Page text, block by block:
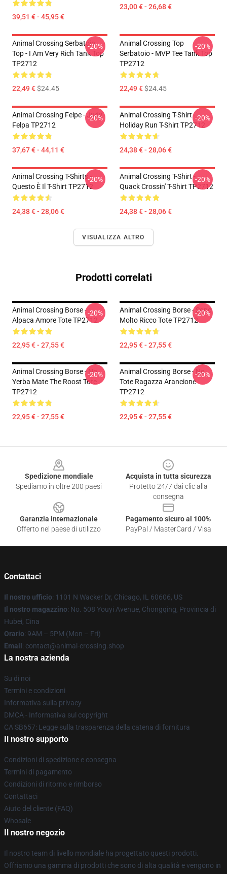
39,51 € - 45,95 €
23,00 € - 26,68 €
Animal Crossing Serbatoio
Top - I Am Very Rich Tank Top
TP2712
22,49 €$24.45
-20%
Animal Crossing Top
Serbatoio - MVP Tee Tank Top
TP2712
22,49 €$24.45
-20%
Animal Crossing Felpe - Judy
Felpa TP2712
37,67 € - 44,11 €
-20%
Animal Crossing T-Shirt -
Holiday Run T-Shirt TP2712
24,38 € - 28,06 €
-20%
Animal Crossing T-Shirts -
Questo È Il T-Shirt TP2712
24,38 € - 28,06 €
-20%
Animal Crossing T-Shirt -
Quack Crossin' T-Shirt TP2712
24,38 € - 28,06 €
-20%
VISUALIZZA ALTRO
Prodotti correlati
Animal Crossing Borse -
Alpaca Amore Tote TP2712
22,95 € - 27,55 €
-20%
Animal Crossing Borse - Sono
Molto Ricco Tote TP2712
22,95 € - 27,55 €
-20%
Animal Crossing Borse - No.
Yerba Mate The Roost Tote
TP2712
22,95 € - 27,55 €
-20%
Animal Crossing Borse - No.
Tote Ragazza Arancione
TP2712
22,95 € - 27,55 €
-20%
Spedizione mondiale
Spediamo in oltre 200 paesi
Acquista in tutta sicurezza
Protetto 24/7 dai clic alla
consegna
Garanzia internazionale
Offerto nel paese di utilizzo
Pagamento sicuro al 100%
PayPal / MasterCard / Visa
Contattaci
Il nostro ufficio: 1101 N Wacker Dr, Chicago, IL 60606, US
Il nostro magazzino: No. 508 Youyi Avenue, Chongqing, Provincia di
Hubei, Cina
Orario: 9AM – 5PM (Mon – Fri)
Email : contact@animal-crossing.shop
La nostra azienda
Su di noi
Termini e condizioni
Informativa sulla privacy
DMCA - Informativa sul copyright
CA SB657: Legge sulla trasparenza della catena di fornitura
Il nostro supporto
Condizioni di spedizione e consegna
Termini di pagamento
Condizioni di ritorno e rimborso
Contattaci
Aiuto del cliente (FAQ)
Whosale
Il nostro negozio
Il nostro team di livello mondiale ha progettato questi prodotti.
Offriamo una gamma di prodotti che sono di alta qualità e vengono in